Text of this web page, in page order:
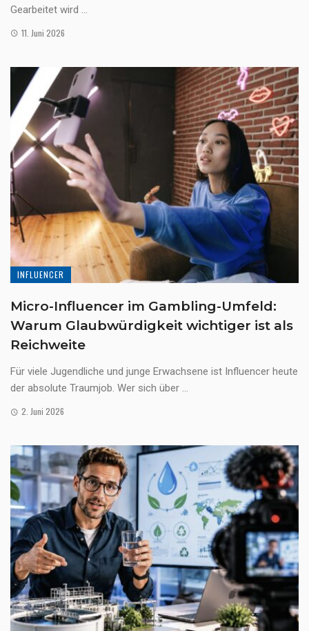
Gearbeitet wird ...
11. Juni 2026
INFLUENCER
Micro-Influencer im Gambling-Umfeld:
Warum Glaubwürdigkeit wichtiger ist als
Reichweite
Für viele Jugendliche und junge Erwachsene ist Influencer heute
der absolute Traumjob. Wer sich über ...
2. Juni 2026